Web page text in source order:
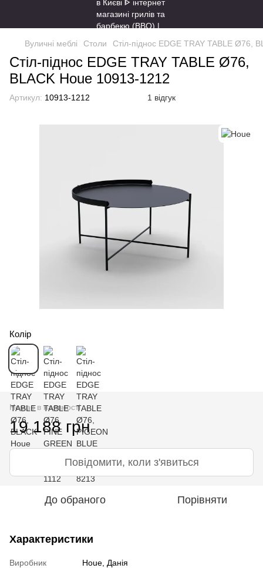
Вуличні меблі Столи Стіл-піднос EDGE TRAY TABLE Ø76,
Стіл-піднос EDGE TRAY TABLE Ø76,
BLACK Houe 10913-1212
Артикул: 10913-1212 1 відгук
Колір
Немає в наявності
19 188 грн
Повідомити, коли з'явиться
До обраного Порівняти
Характеристики
Виробник
Houe, Данія